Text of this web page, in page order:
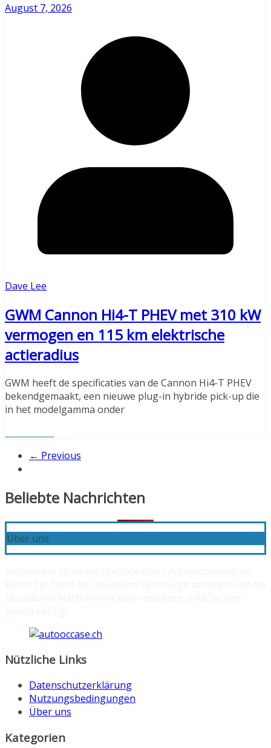
August 7, 2026
Dave Lee
GWM Cannon Hi4-T PHEV met 310 kW
vermogen en 115 km elektrische
actieradius
GWM heeft de specificaties van de Cannon Hi4-T PHEV
bekendgemaakt, een nieuwe plug-in hybride pick-up die
in het modelgamma onder
← Previous
Beliebte Nachrichten
Über uns
Nützliche Links
Datenschutzerklärung
Nutzungsbedingungen
Über uns
Kategorien